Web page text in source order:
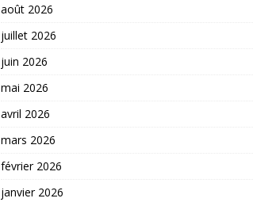
août 2026
juillet 2026
juin 2026
mai 2026
avril 2026
mars 2026
février 2026
janvier 2026